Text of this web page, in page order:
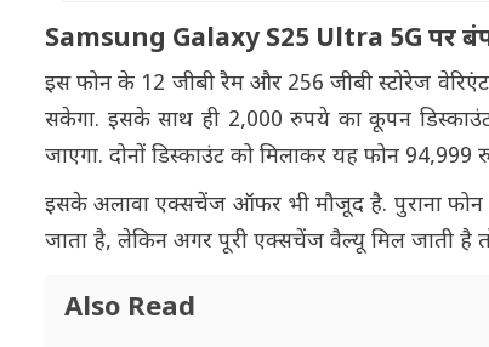
Samsung Galaxy S25 Ultra 5G पर
इस फोन के 12 जीबी रैम और 256 जीबी स्टोरेज
सकेगा. इसके साथ ही 2,000 रुपये का कूपन
जाएगा. दोनों डिस्काउंट को मिलाकर यह फोन
इसके अलावा एक्सचेंज ऑफर भी मौजूद है. पुराना फोन
जाता है, लेकिन अगर पूरी एक्सचेंज वैल्यू मिल जाती है
Also Read